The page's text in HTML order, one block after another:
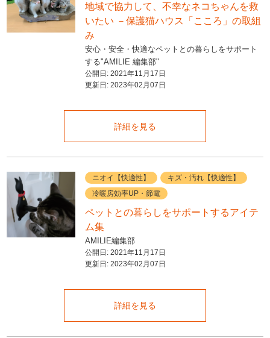
地域で協力して、不幸なネコちゃんを救
いたい －保護猫ハウス「こころ」の取組
み
安心・安全・快適なペットとの暮らしをサポート
する"AMILIE 編集部"
公開日: 2021年11月17日
更新日: 2023年02月07日
詳細を見る
ニオイ【快適性】
キズ・汚れ【快適性】
冷暖房効率UP・節電
ペットとの暮らしをサポートするアイテ
ム集
AMILIE編集部
公開日: 2021年11月17日
更新日: 2023年02月07日
詳細を見る